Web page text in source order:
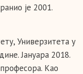
је 2001.
Универзитета у
Јануара 2018.
Као